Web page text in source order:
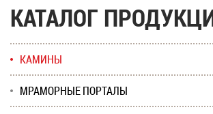
КАТАЛОГ
КАМИНЫ
МРАМОРНЫЕ ПОРТАЛЫ